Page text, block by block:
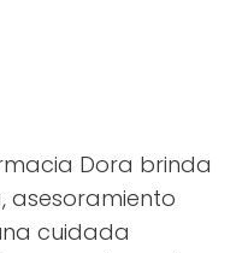
Dora brinda
asesoramiento
cuidada